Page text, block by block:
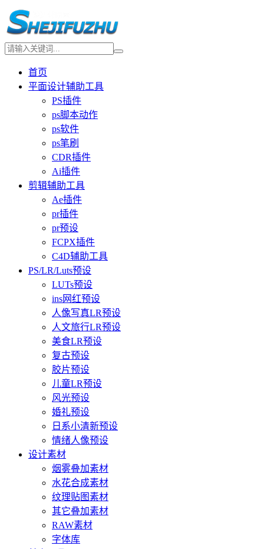
首页
平面设计辅助工具
PS插件
ps脚本动作
ps软件
ps笔刷
CDR插件
Ai插件
剪辑辅助工具
Ae插件
pr插件
pr预设
FCPX插件
C4D辅助工具
PS/LR/Luts预设
LUTs预设
ins网红预设
人像写真LR预设
人文旅行LR预设
美食LR预设
复古预设
胶片预设
儿童LR预设
风光预设
婚礼预设
日系小清新预设
情绪人像预设
设计素材
烟雾叠加素材
水花合成素材
纹理贴图素材
其它叠加素材
RAW素材
字体库